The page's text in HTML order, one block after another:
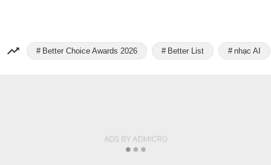
Better Choice Awards 2026 Better List nhạc AI